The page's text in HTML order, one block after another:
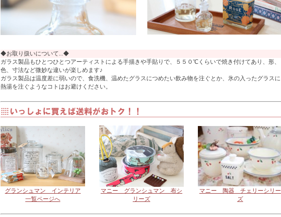
◆お取り扱いについて...◆
ガラス製品もひとつひとつアーティストによる手描きや手貼りで、５５０℃くらいで焼き付けてあり、形、
色、寸法など微妙な違いが楽しめます♪
ガラス製品は温度差に弱いので、食洗機、温めたグラスにつめたい飲み物を注ぐとか、氷の入ったグラスに
熱湯を注ぐようなコトはお避けください。
グランシュマン インテリア
一覧ページへ
マニー グランシュマン 布シ
リーズ
マニー 陶器 チェリーシリー
ズ